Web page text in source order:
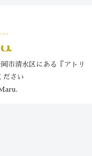
市清水区にある『アトリ
ださい